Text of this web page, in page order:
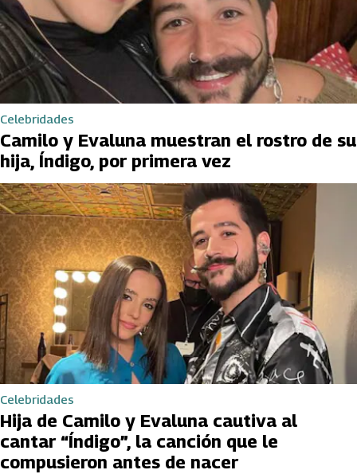
Celebridades
Camilo y Evaluna muestran el rostro de su
hija, Índigo, por primera vez
Celebridades
Hija de Camilo y Evaluna cautiva al
cantar “Índigo”, la canción que le
compusieron antes de nacer